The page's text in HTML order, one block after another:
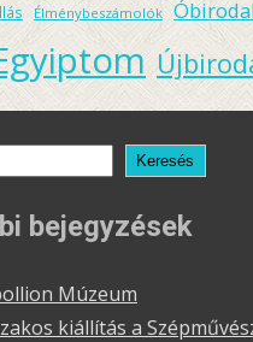
Élménybeszámolók
Keresés
bejegyzések
Múzeum
kiállítás a